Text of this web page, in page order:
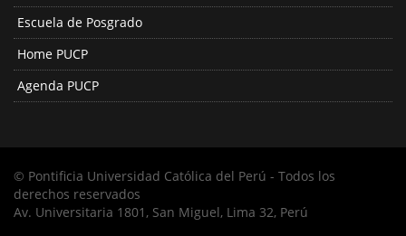
Escuela de Posgrado
Home PUCP
Agenda PUCP
© Pontificia Universidad Católica del Perú - Todos los
derechos reservados
Av. Universitaria 1801, San Miguel, Lima 32, Perú